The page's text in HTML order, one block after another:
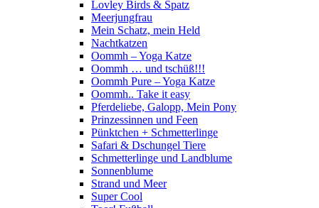
Lovley Birds & Spatz
Meerjungfrau
Mein Schatz, mein Held
Nachtkatzen
Oommh – Yoga Katze
Oommh … und tschüß!!!
Oommh Pure – Yoga Katze
Oommh.. Take it easy
Pferdeliebe, Galopp, Mein Pony
Prinzessinnen und Feen
Pünktchen + Schmetterlinge
Safari & Dschungel Tiere
Schmetterlinge und Landblume
Sonnenblume
Strand und Meer
Super Cool